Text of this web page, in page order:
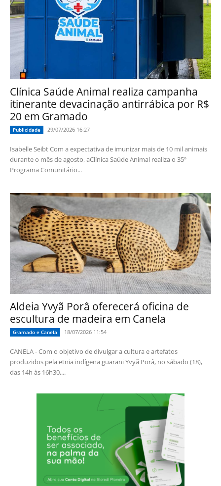
Clínica Saúde Animal realiza campanha
itinerante devacinação antirrábica por R$
20 em Gramado
Publicidade 29/07/2026 16:27
Isabelle Seibt Com a expectativa de imunizar mais de 10 mil animais
durante o mês de agosto, aClínica Saúde Animal realiza o 35º
Programa Comunitário...
Aldeia Yvyã Porâ oferecerá oficina de
escultura de madeira em Canela
Gramado e Canela 18/07/2026 11:54
CANELA - Com o objetivo de divulgar a cultura e artefatos
produzidos pela etnia indígena guarani Yvyã Porâ, no sábado (18),
das 14h às 16h30,...